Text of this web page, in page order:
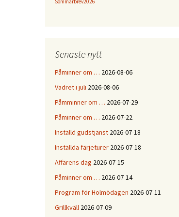
Sommarbrev2026
Senaste nytt
Påminner om … 2026-08-06
Vädret i juli 2026-08-06
Påmminner om … 2026-07-29
Påminner om … 2026-07-22
Inställd gudstjänst 2026-07-18
Inställda färjeturer 2026-07-18
Affärens dag 2026-07-15
Påminner om … 2026-07-14
Program för Holmödagen 2026-07-11
Grillkväll 2026-07-09